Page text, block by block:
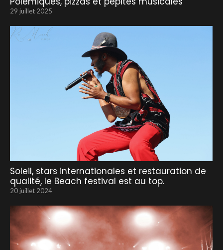
29 juillet 2025
Soleil, stars internationales et restauration de
qualité, le Beach festival est au top.
20 juillet 2024